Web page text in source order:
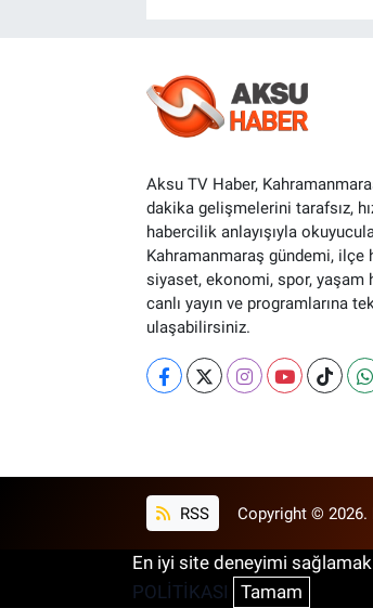
Aksu TV Haber,
dakika gelişmelerini tarafsız,
habercilik anlayışıyla
Kahramanmaraş gündemi, ilçe
siyaset, ekonomi, spor, yaşam
canlı yayın ve programlarına
ulaşabilirsiniz.
RSS Copyright © 2026.
En iyi site deneyimi
POLİTİKASI
Tamam